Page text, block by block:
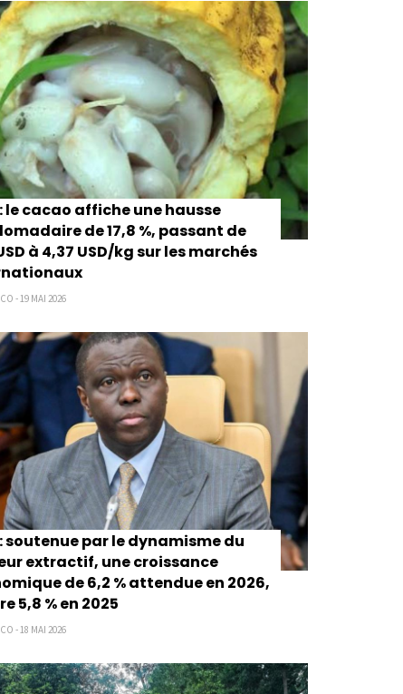
: le cacao affiche une hausse
de 17,8 %, passant de
à 4,37 USD/kg sur les marchés
- 19 MAI 2026
: soutenue par le dynamisme du
extractif, une croissance
de 6,2 % attendue en 2026,
5,8 % en 2025
- 18 MAI 2026